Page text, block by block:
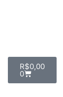
R$0,00
0